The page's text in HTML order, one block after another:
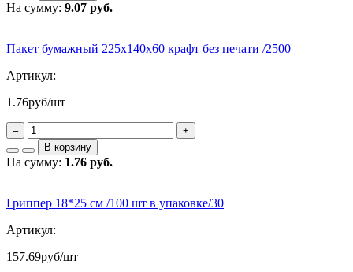
На сумму: 9.07 руб.
Пакет бумажный 225х140х60 крафт без печати /2500
Артикул:
1.76руб/шт
–
+
В корзину
На сумму: 1.76 руб.
Гриппер 18*25 см /100 шт в упаковке/30
Артикул:
157.69руб/шт